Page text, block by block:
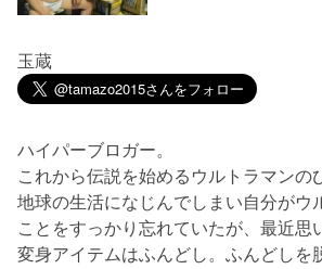
玉蔵
ハイパーブロガー。
これから伝説を始めるウルトラマンの
地球の生活になじんでしまい自分がウ
ことをすっかり忘れていたが、最近思
変身アイテムはふんどし。ふんどしを